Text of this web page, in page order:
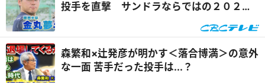
投手を直撃 サンドラならではの２０２４
ゴンズ』
森繁和×辻発彦が明かす＜落合博満＞の意外
な一面 苦手だった投手は...？